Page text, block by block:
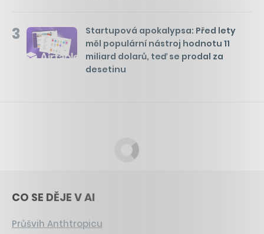
3
Startupová apokalypsa: Před lety
měl populární nástroj hodnotu 11
miliard dolarů, teď se prodal za
desetinu
CO SE DĚJE V AI
Průšvih Anthtropicu